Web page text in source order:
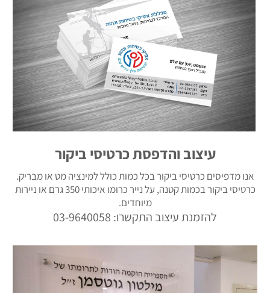
עיצוב והדפסת כרטיסי ביקור
אנו מדפיסים כרטיסי ביקור בכל כמות כולל למינציה מט או מבריק.
כרטיסי ביקור בכמות קטנה, על נייר כרומו איכותי 350 גרם או ניירות
מיוחדים.
להזמנת עיצוב התקשרו: 03-9640058